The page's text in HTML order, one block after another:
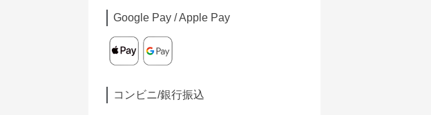
Google Pay / Apple Pay
コンビニ/銀行振込